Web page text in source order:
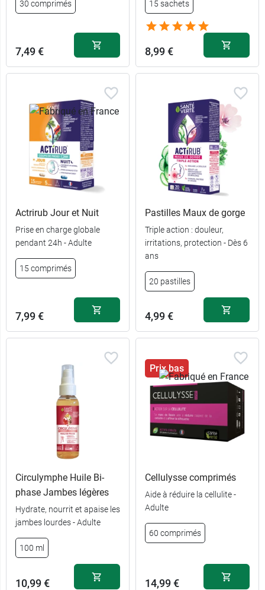
30 comprimés
7,49 €
15 sachets
8,99 €
Actrirub Jour et Nuit
Prise en charge globale
pendant 24h - Adulte
15 comprimés
7,99 €
Pastilles Maux de gorge
Triple action : douleur,
irritations, protection - Dès 6
ans
20 pastilles
4,99 €
Circulymphe Huile Bi-
phase Jambes légères
Hydrate, nourrit et apaise les
jambes lourdes - Adulte
100 ml
10,99 €
Prix bas
Cellulysse comprimés
Aide à réduire la cellulite -
Adulte
60 comprimés
14,99 €